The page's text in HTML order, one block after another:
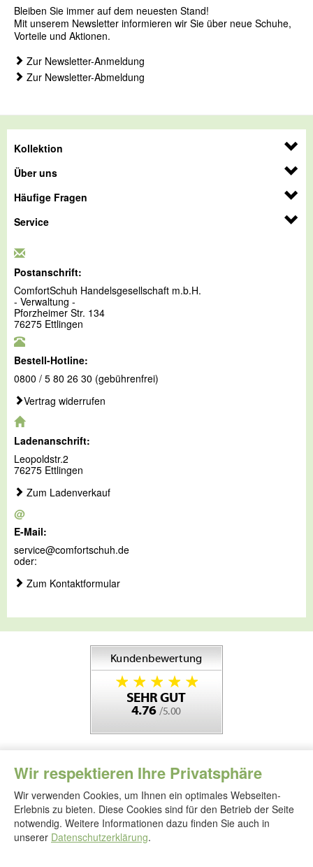
Wir respektieren Ihre Privatsphäre
Wir verwenden Cookies, um Ihnen ein optimales Webseiten-
Erlebnis zu bieten. Diese Cookies sind für den Betrieb der Seite
notwendig. Weitere Informationen dazu finden Sie auch in
unserer Datenschutzerklärung.
Bleiben Sie immer auf dem neuesten Stand!
Mit unserem Newsletter informieren wir Sie über neue Schuhe,
Vorteile und Aktionen.
Zur Newsletter-Anmeldung
Zur Newsletter-Abmeldung
Kollektion
Über uns
Häufige Fragen
Service
Postanschrift:
ComfortSchuh Handelsgesellschaft m.b.H.
- Verwaltung -
Pforzheimer Str. 134
76275 Ettlingen
Bestell-Hotline:
0800 / 5 80 26 30 (gebührenfrei)
Vertrag widerrufen
Ladenanschrift:
Leopoldstr.2
76275 Ettlingen
Zum Ladenverkauf
@
E-Mail:
service@comfortschuh.de
oder:
Zum Kontaktformular
Folgen